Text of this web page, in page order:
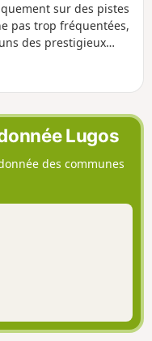
sur des pistes
pas trop fréquentées,
des prestigieux
Lugos
des communes